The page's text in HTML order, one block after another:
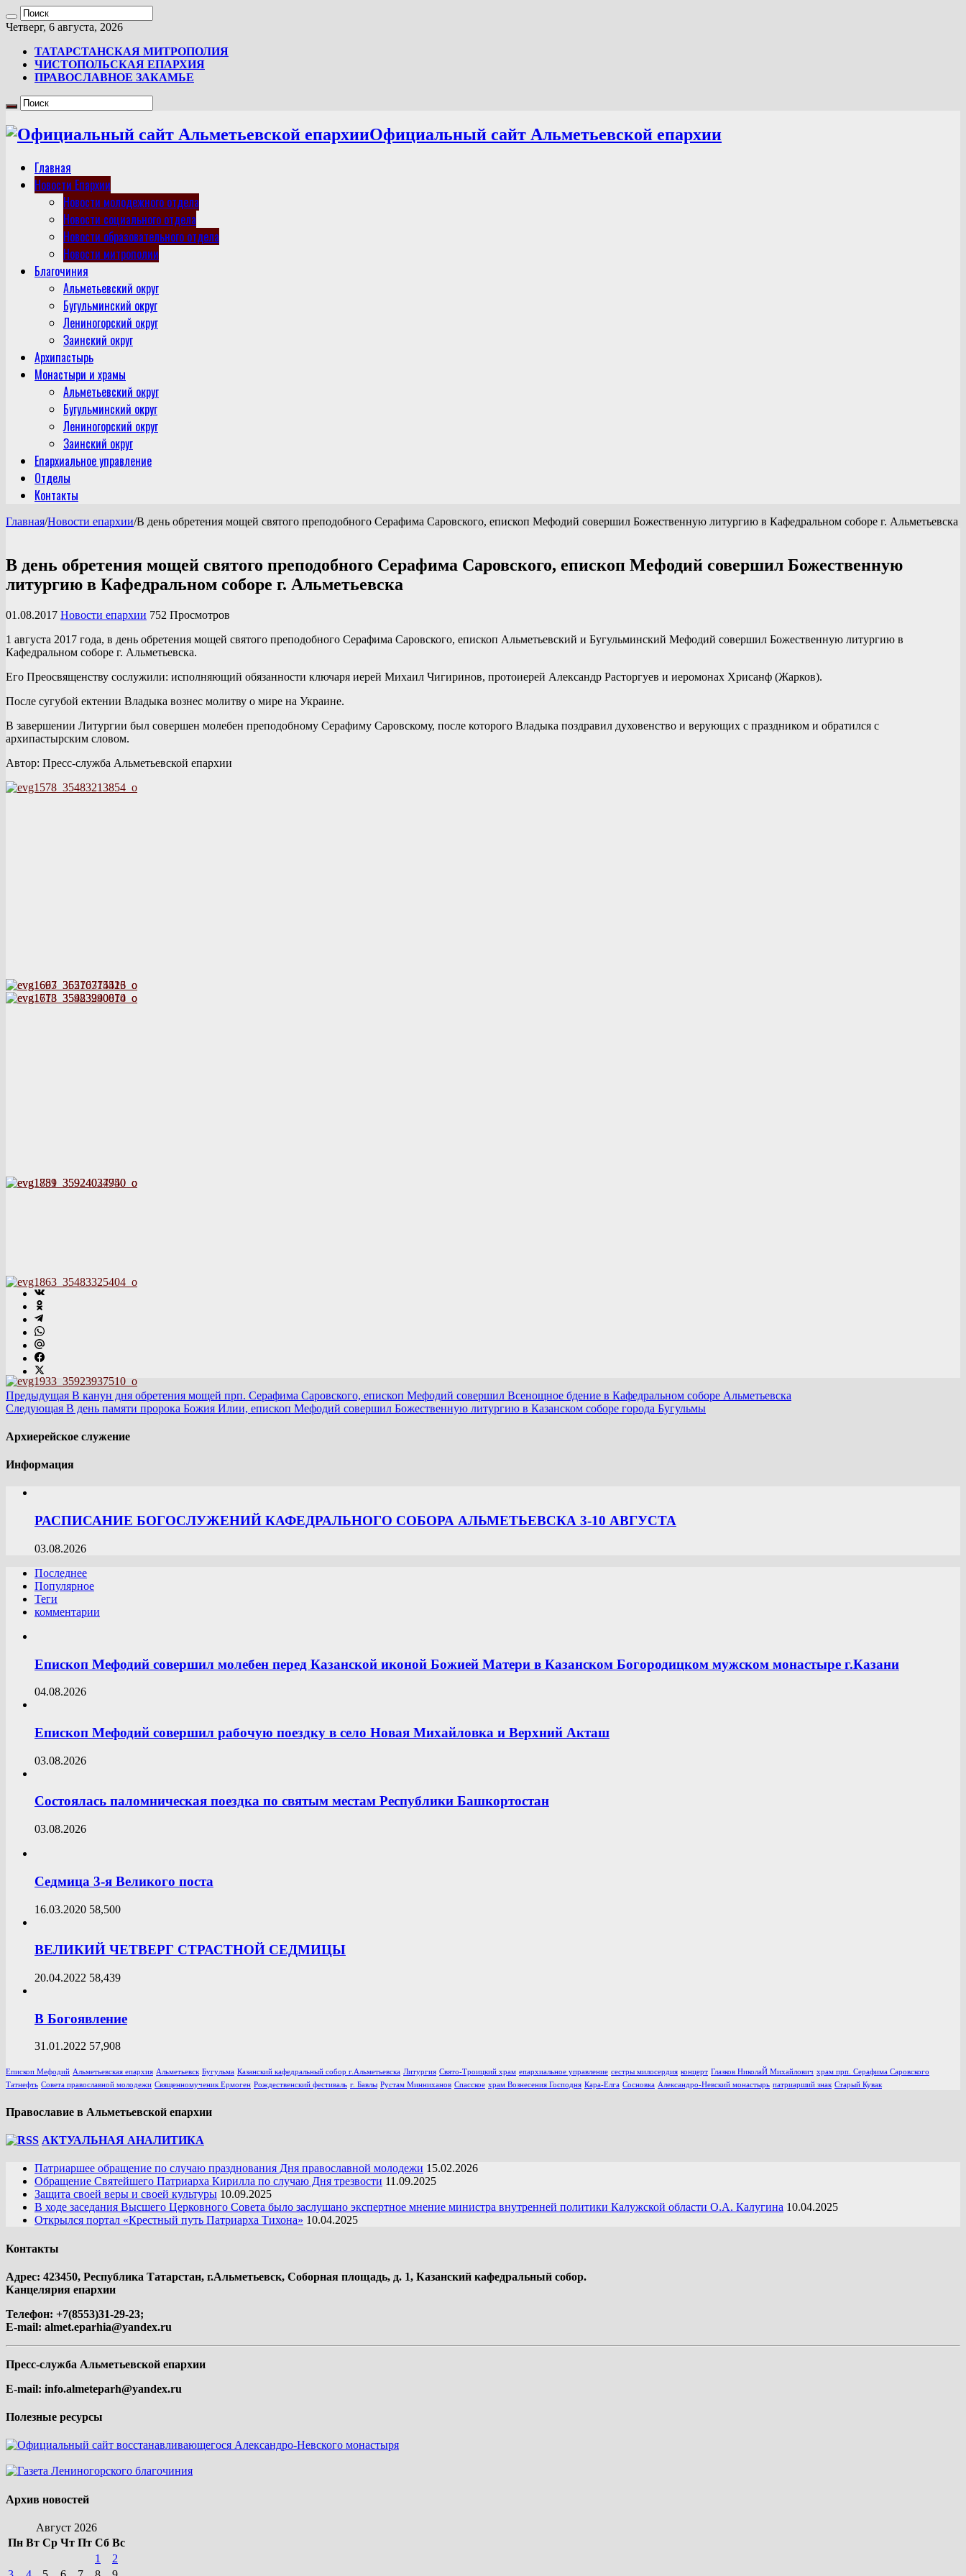
Четверг, 6 августа, 2026
ТАТАРСТАНСКАЯ МИТРОПОЛИЯ
ЧИСТОПОЛЬСКАЯ ЕПАРХИЯ
ПРАВОСЛАВНОЕ ЗАКАМЬЕ
Официальный сайт Альметьевской епархии
Главная
Новости Епархии
Новости молодежного отдела
Новости социального отдела
Новости образовательного отдела
Новости митрополии
Благочиния
Альметьевский округ
Бугульминский округ
Лениногорский округ
Заинский округ
Архипастырь
Монастыри и храмы
Альметьевский округ
Бугульминский округ
Лениногорский округ
Заинский округ
Епархиальное управление
Отделы
Контакты
Главная/Новости епархии/В день обретения мощей святого преподобного Серафима Саровского, епископ Мефодий совершил Божественную литургию в Кафедральном соборе г. Альметьевска
В день обретения мощей святого преподобного Серафима Саровского, епископ Мефодий совершил Божественную
литургию в Кафедральном соборе г. Альметьевска
01.08.2017 Новости епархии 752 Просмотров
1 августа 2017 года, в день обретения мощей святого преподобного Серафима Саровского, епископ Альметьевский и Бугульминский Мефодий совершил Божественную литургию в
Кафедральном соборе г. Альметьевска.
Его Преосвященству сослужили: исполняющий обязанности ключаря иерей Михаил Чигиринов, протоиерей Александр Расторгуев и иеромонах Хрисанф (Жарков).
После сугубой ектении Владыка вознес молитву о мире на Украине.
В завершении Литургии был совершен молебен преподобному Серафиму Саровскому, после которого Владыка поздравил духовенство и верующих с праздником и обратился с
архипастырским словом.
Автор: Пресс-служба Альметьевской епархии
Предыдущая В канун дня обретения мощей прп. Серафима Саровского, епископ Мефодий совершил Всенощное бдение в Кафедральном соборе Альметьевска
Следующая В день памяти пророка Божия Илии, епископ Мефодий совершил Божественную литургию в Казанском соборе города Бугульмы
Архиерейское служение
Информация
РАСПИСАНИЕ БОГОСЛУЖЕНИЙ КАФЕДРАЛЬНОГО СОБОРА АЛЬМЕТЬЕВСКА 3-10 АВГУСТА
03.08.2026
Последнее
Популярное
Теги
комментарии
Епископ Мефодий совершил молебен перед Казанской иконой Божией Матери в Казанском Богородицком мужском монастыре г.Казани
04.08.2026
Епископ Мефодий совершил рабочую поездку в село Новая Михайловка и Верхний Акташ
03.08.2026
Состоялась паломническая поездка по святым местам Республики Башкортостан
03.08.2026
Седмица 3-я Великого поста
16.03.2020 58,500
ВЕЛИКИЙ ЧЕТВЕРГ СТРАСТНОЙ СЕДМИЦЫ
20.04.2022 58,439
В Богоявление
31.01.2022 57,908
Епископ Мефодий Альметьевская епархия Альметьевск Бугульма Казанский кафедральный собор г.Альметьевска Литургия Свято-Троицкий храм епархиальное управление сестры милосердия концерт Глазков НиколаЙ Михайлович храм прп. Серафима Саровского
Татнефть Совета православной молодежи Священномученик Ермоген Рождественский фестиваль г. Бавлы Рустам Минниханов Спасское храм Вознесения Господня Кара-Елга Сосновка Александро-Невский монастырь патриарший знак Старый Кувак
Православие в Альметьевской епархии
АКТУАЛЬНАЯ АНАЛИТИКА
Патриаршее обращение по случаю празднования Дня православной молодежи 15.02.2026
Обращение Святейшего Патриарха Кирилла по случаю Дня трезвости 11.09.2025
Защита своей веры и своей культуры 10.09.2025
В ходе заседания Высшего Церковного Совета было заслушано экспертное мнение министра внутренней политики Калужской области О.А. Калугина 10.04.2025
Открылся портал «Крестный путь Патриарха Тихона» 10.04.2025
Контакты
Адрес: 423450, Республика Татарстан, г.Альметьевск, Соборная площадь, д. 1, Казанский кафедральный собор.
Канцелярия епархии
Телефон: +7(8553)31-29-23;
E-mail: almet.eparhia@yandex.ru
Пресс-служба Альметьевской епархии
E-mail: info.almeteparh@yandex.ru
Полезные ресурсы
Архив новостей
Август 2026
Пн Вт Ср Чт Пт Сб Вс
1
2